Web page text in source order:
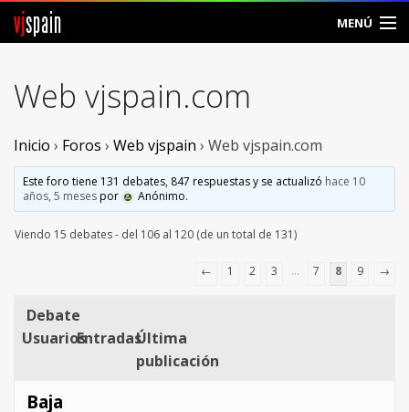
vjspain MENÚ
Foros
Noticias
Vjspain
Ayuda
Entrar
Web vjspain.com
Inicio › Foros › Web vjspain › Web vjspain.com
Este foro tiene 131 debates, 847 respuestas y se actualizó hace 10
años, 5 mesespor Anónimo.
Viendo 15 debates - del 106 al 120 (de un total de 131)
← 1 2 3 … 7 8 9 →
Debate
UsuariosEntradasÚltima
publicación
Baja